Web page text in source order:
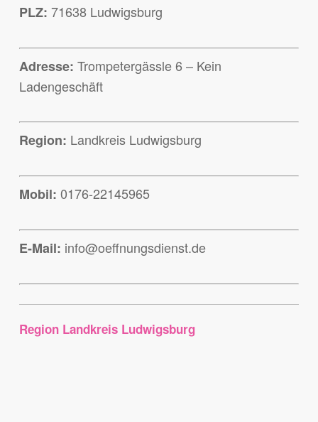
PLZ: 71638 Ludwigsburg
Adresse: Trompetergässle 6 – Kein
Ladengeschäft
Region: Landkreis Ludwigsburg
Mobil: 0176-22145965
E-Mail: info@oeffnungsdienst.de
Region Landkreis Ludwigsburg